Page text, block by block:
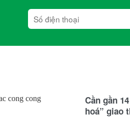
Cần gần
hoá” giao